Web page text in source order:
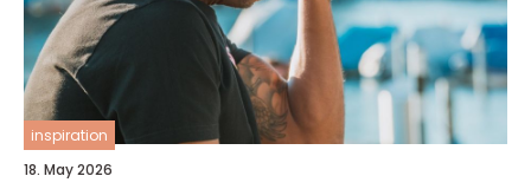
inspiration
18. May 2026